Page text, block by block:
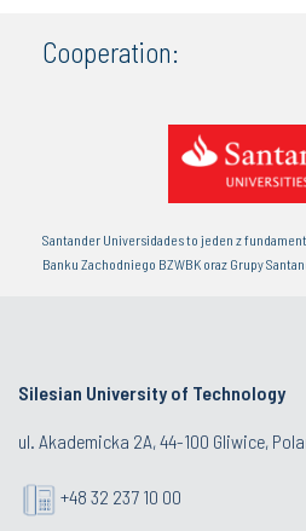
Cooperation:
Santander Universidades to jeden z
Banku Zachodniego BZWBK oraz Grupy
Silesian University of Technology
ul. Akademicka 2A, 44-100 Gliwice,
+48 32 237 10 00